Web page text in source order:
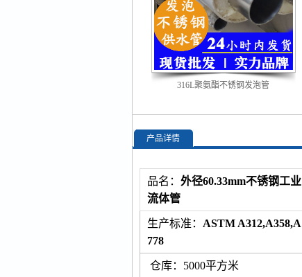
316L聚氨酯不锈钢发泡管
产品详情
品名： 外径60.33mm不锈钢工业
流体管
生产标准： ASTM A312,A358,A
778
仓库：5000平方米